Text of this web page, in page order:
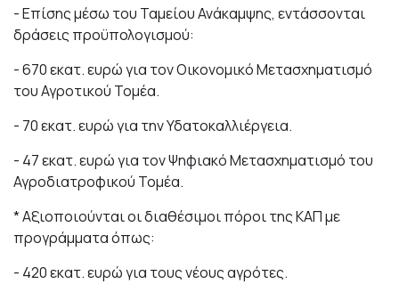
- Επίσης μέσω του Ταμείου Ανάκαμψης, εντάσσονται
δράσεις προϋπολογισμού:
- 670 εκατ. ευρώ για τον Οικονομικό Μετασχηματισμό
του Αγροτικού Τομέα.
- 70 εκατ. ευρώ για την Υδατοκαλλιέργεια.
- 47 εκατ. ευρώ για τον Ψηφιακό Μετασχηματισμό του
Αγροδιατροφικού Τομέα.
* Αξιοποιούνται οι διαθέσιμοι πόροι της ΚΑΠ με
προγράμματα όπως:
- 420 εκατ. ευρώ για τους νέους αγρότες.